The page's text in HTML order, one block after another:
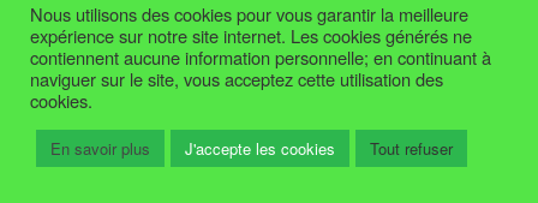
Nous utilisons des cookies pour vous garantir la meilleure
expérience sur notre site internet. Les cookies générés ne
contiennent aucune information personnelle; en continuant à
naviguer sur le site, vous acceptez cette utilisation des
cookies.
En savoir plus J'accepte les cookies Tout refuser